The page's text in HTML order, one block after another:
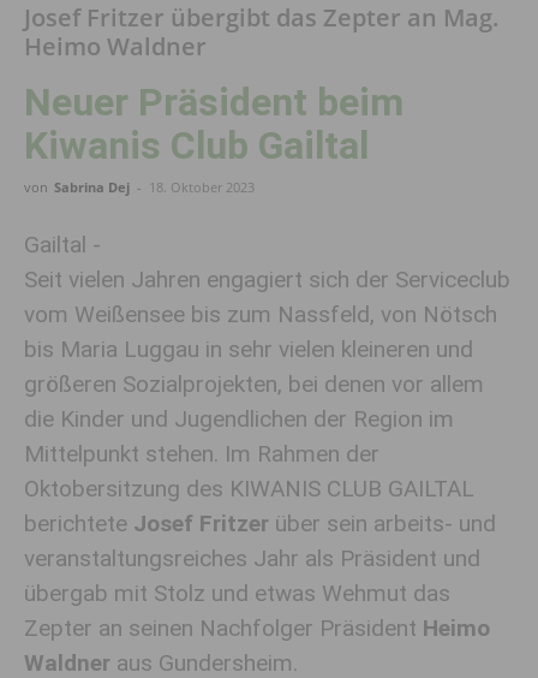
Josef Fritzer übergibt das Zepter an Mag.
Heimo Waldner
Neuer Präsident beim
Kiwanis Club Gailtal
von Sabrina Dej - 18. Oktober 2023
Gailtal -
Seit vielen Jahren engagiert sich der Serviceclub
vom Weißensee bis zum Nassfeld, von Nötsch
bis Maria Luggau in sehr vielen kleineren und
größeren Sozialprojekten, bei denen vor allem
die Kinder und Jugendlichen der Region im
Mittelpunkt stehen. Im Rahmen der
Oktobersitzung des KIWANIS CLUB GAILTAL
berichtete Josef Fritzer über sein arbeits- und
veranstaltungsreiches Jahr als Präsident und
übergab mit Stolz und etwas Wehmut das
Zepter an seinen Nachfolger Präsident Heimo
Waldner aus Gundersheim.